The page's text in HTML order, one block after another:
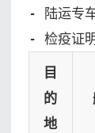
- 陆运专
- 检疫证
目
的
地